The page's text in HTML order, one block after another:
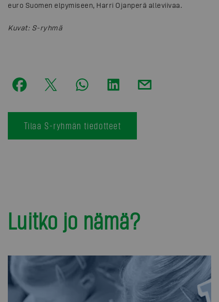
euro Suomen elpymiseen, Harri Ojanperä alleviivaa.
Kuvat: S-ryhmä
Tilaa S-ryhmän tiedotteet
Luitko jo nämä?